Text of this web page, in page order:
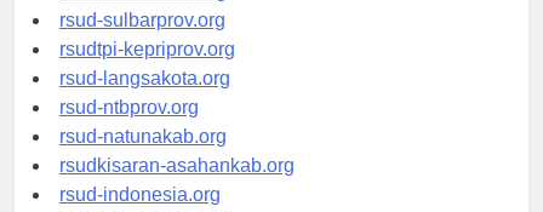
rsud-brebeskab.org
rsud-sulbarprov.org
rsudtpi-kepriprov.org
rsud-langsakota.org
rsud-ntbprov.org
rsud-natunakab.org
rsudkisaran-asahankab.org